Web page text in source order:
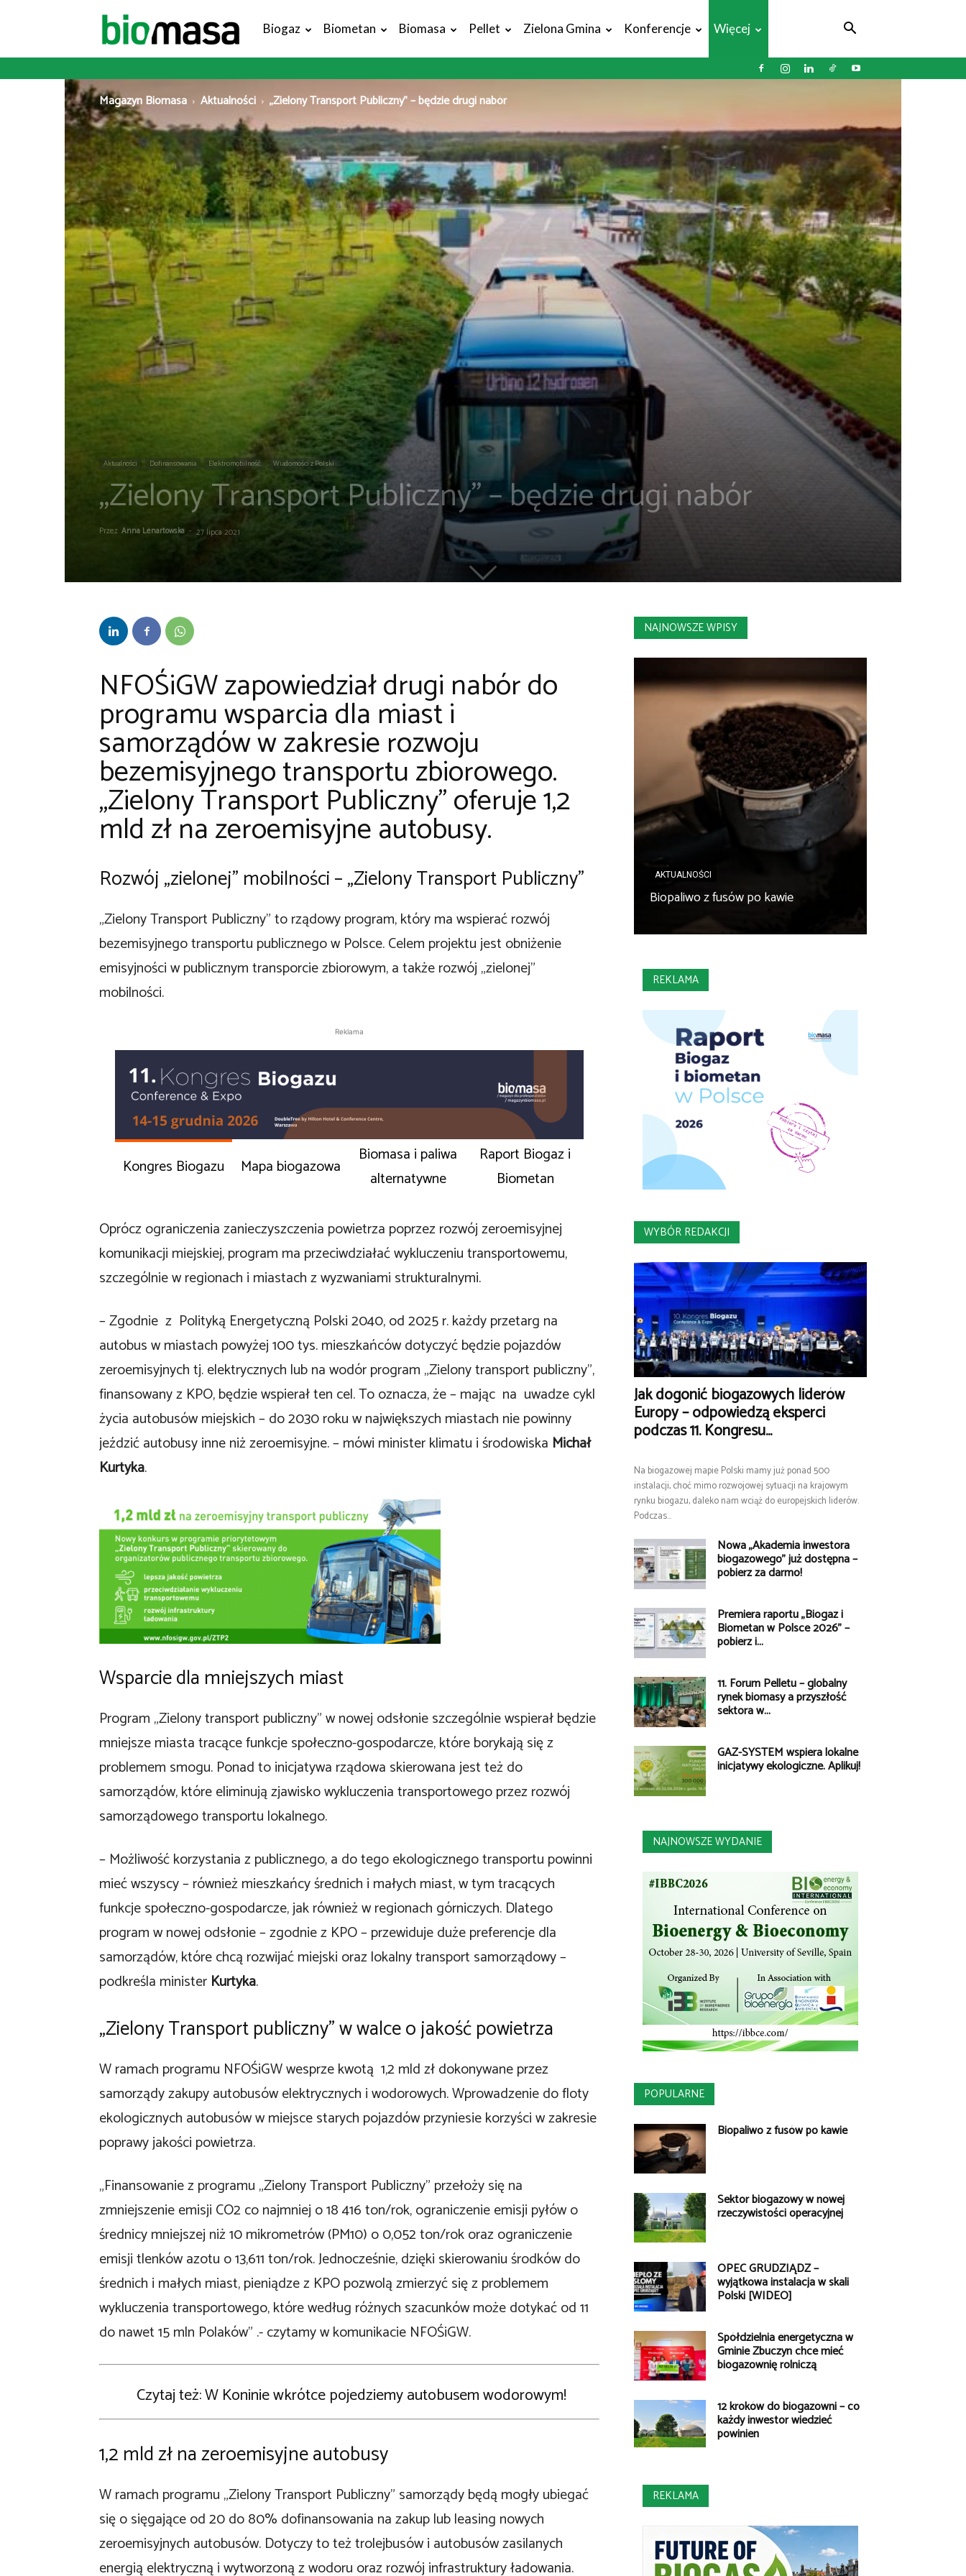
Magazyn
Biogaz Biometan Biomasa Pellet Zielona Gmina Konferencje Więcej
Magazyn Biomasa Aktualności „Zielony Transport Publiczny” – będzie drugi nabór
Aktualności Dofinansowania Elektromobilność Wiadomości z Polski
„Zielony Transport Publiczny” – będzie drugi nabór
Przez Anna Lenartowska - 27 lipca 2021
NFOŚiGW zapowiedział drugi nabór do
programu wsparcia dla miast i
samorządów w zakresie rozwoju
bezemisyjnego transportu zbiorowego.
„Zielony Transport Publiczny” oferuje 1,2
mld zł na zeroemisyjne autobusy.
Rozwój „zielonej” mobilności – „Zielony Transport Publiczny”
„Zielony Transport Publiczny” to rządowy program, który ma wspierać rozwój
bezemisyjnego transportu publicznego w Polsce. Celem projektu jest obniżenie
emisyjności w publicznym transporcie zbiorowym, a także rozwój „zielonej”
mobilności.
Reklama
Kongres Biogazu Mapa biogazowa
Biomasa i paliwa
alternatywne
Raport Biogaz i
Biometan
Oprócz ograniczenia zanieczyszczenia powietrza poprzez rozwój zeroemisyjnej
komunikacji miejskiej, program ma przeciwdziałać wykluczeniu transportowemu,
szczególnie w regionach i miastach z wyzwaniami strukturalnymi.
– Zgodnie z Polityką Energetyczną Polski 2040, od 2025 r. każdy przetarg na
autobus w miastach powyżej 100 tys. mieszkańców dotyczyć będzie pojazdów
zeroemisyjnych tj. elektrycznych lub na wodór program „Zielony transport publiczny”,
finansowany z KPO, będzie wspierał ten cel. To oznacza, że – mając na uwadze cykl
życia autobusów miejskich – do 2030 roku w największych miastach nie powinny
jeździć autobusy inne niż zeroemisyjne. – mówi minister klimatu i środowiska Michał
Kurtyka.
Wsparcie dla mniejszych miast
Program „Zielony transport publiczny” w nowej odsłonie szczególnie wspierał będzie
mniejsze miasta tracące funkcje społeczno-gospodarcze, które borykają się z
problemem smogu. Ponad to inicjatywa rządowa skierowana jest też do
samorządów, które eliminują zjawisko wykluczenia transportowego przez rozwój
samorządowego transportu lokalnego.
– Możliwość korzystania z publicznego, a do tego ekologicznego transportu powinni
mieć wszyscy – również mieszkańcy średnich i małych miast, w tym tracących
funkcje społeczno-gospodarcze, jak również w regionach górniczych. Dlatego
program w nowej odsłonie – zgodnie z KPO – przewiduje duże preferencje dla
samorządów, które chcą rozwijać miejski oraz lokalny transport samorządowy –
podkreśla minister Kurtyka.
„Zielony Transport publiczny” w walce o jakość powietrza
W ramach programu NFOŚiGW wesprze kwotą 1,2 mld zł dokonywane przez
samorządy zakupy autobusów elektrycznych i wodorowych. Wprowadzenie do floty
ekologicznych autobusów w miejsce starych pojazdów przyniesie korzyści w zakresie
poprawy jakości powietrza.
„Finansowanie z programu „Zielony Transport Publiczny” przełoży się na
zmniejszenie emisji CO2 co najmniej o 18 416 ton/rok, ograniczenie emisji pyłów o
średnicy mniejszej niż 10 mikrometrów (PM10) o 0,052 ton/rok oraz ograniczenie
emisji tlenków azotu o 13,611 ton/rok. Jednocześnie, dzięki skierowaniu środków do
średnich i małych miast, pieniądze z KPO pozwolą zmierzyć się z problemem
wykluczenia transportowego, które według różnych szacunków może dotykać od 11
do nawet 15 mln Polaków” .- czytamy w komunikacie NFOŚiGW.
Czytaj też:W Koninie wkrótce pojedziemy autobusem wodorowym!
1,2 mld zł na zeroemisyjne autobusy
W ramach programu „Zielony Transport Publiczny” samorządy będą mogły ubiegać
się o sięgające od 20 do 80% dofinansowania na zakup lub leasing nowych
zeroemisyjnych autobusów. Dotyczy to też trolejbusów i autobusów zasilanych
energią elektryczną i wytworzoną z wodoru oraz rozwój infrastruktury ładowania.
NAJNOWSZE WPISY
AKTUALNOŚCI
Biopaliwo z fusów po kawie
REKLAMA
WYBÓR REDAKCJI
Jak dogonić biogazowych liderów
Europy – odpowiedzą eksperci
podczas 11. Kongresu...
Na biogazowej mapie Polski mamy już ponad 500
instalacji, choć mimo rozwojowej sytuacji na krajowym
rynku biogazu, daleko nam wciąż do europejskich liderów.
Podczas...
Nowa „Akademia inwestora
biogazowego” już dostępna –
pobierz za darmo!
Premiera raportu „Biogaz i
Biometan w Polsce 2026” –
pobierz i...
11. Forum Pelletu – globalny
rynek biomasy a przyszłość
sektora w...
GAZ-SYSTEM wspiera lokalne
inicjatywy ekologiczne. Aplikuj!
NAJNOWSZE WYDANIE
POPULARNE
Biopaliwo z fusów po kawie
Sektor biogazowy w nowej
rzeczywistości operacyjnej
OPEC GRUDZIĄDZ –
wyjątkowa instalacja w skali
Polski [WIDEO]
Spółdzielnia energetyczna w
Gminie Zbuczyn chce mieć
biogazownię rolniczą
12 kroków do biogazowni – co
każdy inwestor wiedzieć
powinien
REKLAMA